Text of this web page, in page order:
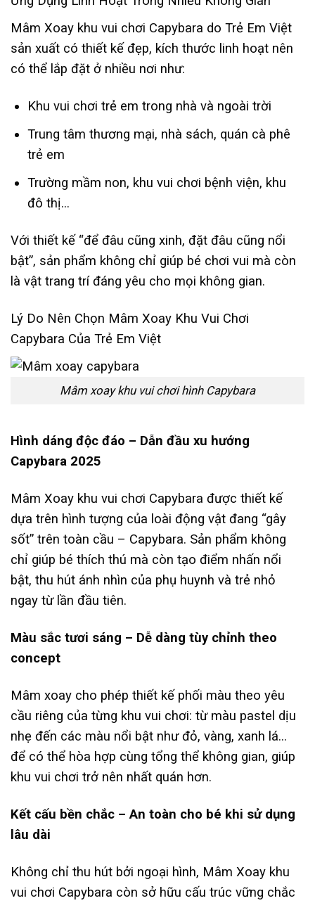
Mâm Xoay khu vui chơi Capybara do Trẻ Em Việt
sản xuất có thiết kế đẹp, kích thước linh hoạt nên
có thể lắp đặt ở nhiều nơi như:
Khu vui chơi trẻ em trong nhà và ngoài trời
Trung tâm thương mại, nhà sách, quán cà phê
trẻ em
Trường mầm non, khu vui chơi bệnh viện, khu
đô thị…
Với thiết kế “để đâu cũng xinh, đặt đâu cũng nổi
bật”, sản phẩm không chỉ giúp bé chơi vui mà còn
là vật trang trí đáng yêu cho mọi không gian.
Lý Do Nên Chọn Mâm Xoay Khu Vui Chơi
Capybara Của Trẻ Em Việt
Mâm xoay khu vui chơi hình Capybara
Hình dáng độc đáo – Dẫn đầu xu hướng
Capybara 2025
Mâm Xoay khu vui chơi Capybara được thiết kế
dựa trên hình tượng của loài động vật đang “gây
sốt” trên toàn cầu – Capybara. Sản phẩm không
chỉ giúp bé thích thú mà còn tạo điểm nhấn nổi
bật, thu hút ánh nhìn của phụ huynh và trẻ nhỏ
ngay từ lần đầu tiên.
Màu sắc tươi sáng – Dễ dàng tùy chỉnh theo
concept
Mâm xoay cho phép thiết kế phối màu theo yêu
cầu riêng của từng khu vui chơi: từ màu pastel dịu
nhẹ đến các màu nổi bật như đỏ, vàng, xanh lá…
để có thể hòa hợp cùng tổng thể không gian, giúp
khu vui chơi trở nên nhất quán hơn.
Kết cấu bền chắc – An toàn cho bé khi sử dụng
lâu dài
Không chỉ thu hút bởi ngoại hình, Mâm Xoay khu
vui chơi Capybara còn sở hữu cấu trúc vững chắc